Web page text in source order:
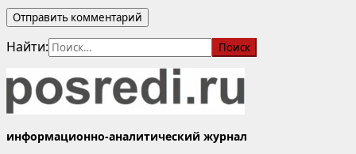
Найти:
информационно-аналитический журнал